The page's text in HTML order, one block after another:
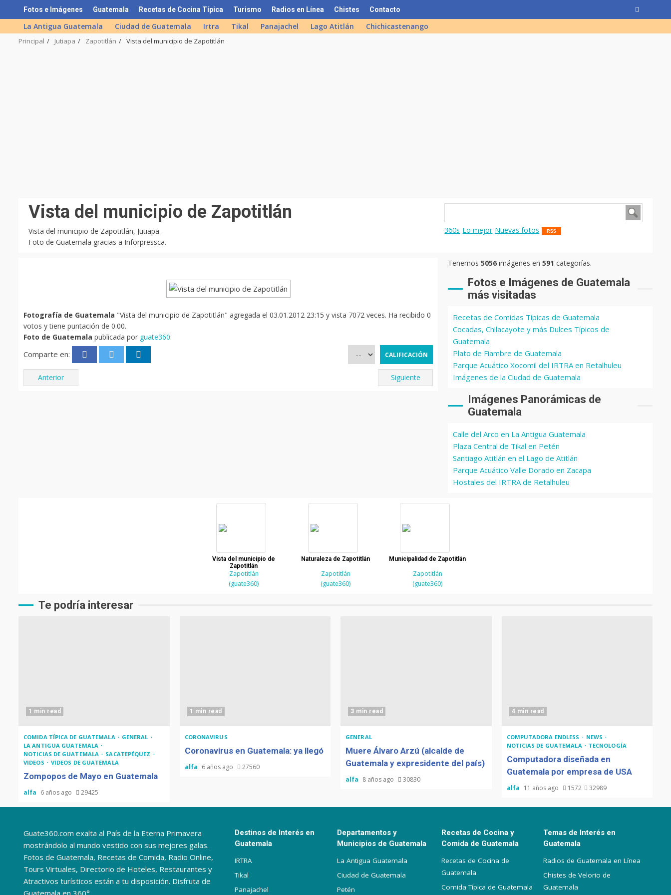
to
content
Fotos e Imágenes Guatemala Recetas de Cocina Típica Turismo Radios en Línea Chistes Contacto
La Antigua Guatemala Ciudad de Guatemala Irtra Tikal Panajachel Lago Atitlán Chichicastenango
Principal Jutiapa Zapotitlán Vista del municipio de Zapotitlán
Vista del municipio de Zapotitlán
Vista del municipio de Zapotitlán, Jutiapa.
Foto de Guatemala gracias a Inforpressca.
360s Lo mejor Nuevas fotos RSS
Fotografía de Guatemala "Vista del municipio de Zapotitlán" agregada el 03.01.2012 23:15 y vista 7072 veces. Ha recibido 0
votos y tiene puntación de 0.00.
Foto de Guatemala publicada por guate360.
Comparte en:
Anterior Siguiente
Tenemos5056 imágenes en591 categorías.
Fotos e Imágenes de Guatemala
más visitadas
Recetas de Comidas Típicas de Guatemala
Cocadas, Chilacayote y más Dulces Típicos de
Guatemala
Plato de Fiambre de Guatemala
Parque Acuático Xocomil del IRTRA en Retalhuleu
Imágenes de la Ciudad de Guatemala
Imágenes Panorámicas de
Guatemala
Calle del Arco en La Antigua Guatemala
Plaza Central de Tikal en Petén
Santiago Atitlán en el Lago de Atitlán
Parque Acuático Valle Dorado en Zacapa
Hostales del IRTRA de Retalhuleu
Vista del municipio de
Zapotitlán
Zapotitlán
(guate360)
Naturaleza de Zapotitlán
Zapotitlán
(guate360)
Municipalidad de Zapotitlán
Zapotitlán
(guate360)
Te podría interesar
1 min read
COMIDA TÍPICA DE GUATEMALA
GENERAL
LA ANTIGUA GUATEMALA
NOTICIAS DE GUATEMALA
SACATEPÉQUEZ
VIDEOS
VIDEOS DE GUATEMALA
Zompopos de Mayo en Guatemala
alfa 6 años ago 29425
1 min read
CORONAVIRUS
Coronavirus en Guatemala: ya llegó
alfa 6 años ago 27560
3 min read
GENERAL
Muere Álvaro Arzú (alcalde de
Guatemala y expresidente del país)
alfa 8 años ago 30830
4 min read
COMPUTADORA ENDLESS
NEWS
NOTICIAS DE GUATEMALA
TECNOLOGÍA
Computadora diseñada en
Guatemala por empresa de USA
alfa 11 años ago 1572 32989
Guate360.com exalta al País de la Eterna Primavera
mostrándolo al mundo vestido con sus mejores galas.
Fotos de Guatemala, Recetas de Comida, Radio Online,
Tours Virtuales, Directorio de Hoteles, Restaurantes y
Atractivos turísticos están a tu disposición. Disfruta de
Guatemala en 360°.
Destinos de Interés en
Guatemala
IRTRA
Tikal
Panajachel
Departamentos y
Municipios de Guatemala
La Antigua Guatemala
Ciudad de Guatemala
Petén
Recetas de Cocina y
Comida de Guatemala
Recetas de Cocina de
Guatemala
Comida Típica de Guatemala
Temas de Interés en
Guatemala
Radios de Guatemala en Línea
Chistes de Velorio de
Guatemala